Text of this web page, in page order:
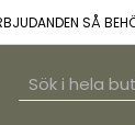
SÅ
SEARCH